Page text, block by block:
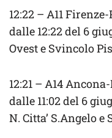
12:22 – A11
dalle 12:22 del 6
Ovest e Svincolo
12:21 – A14
dalle 11:02 del 6
N. Citta’ S.Angelo